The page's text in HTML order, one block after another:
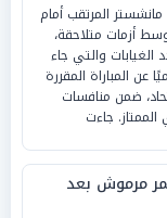
المرتقب أمام
أزمات متلاحقة،
الغيابات والتي جاء
المباراة المقررة
ضمن منافسات
الممتاز. جاءت
مرموش بعد